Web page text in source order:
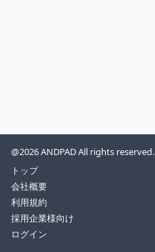
@2026 ANDPAD All rights reserved.
トップ
会社概要
利用規約
採用企業様向け
ログイン